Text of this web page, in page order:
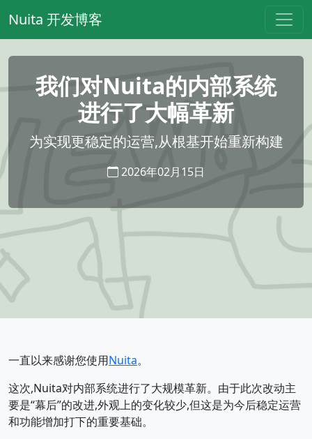
Nuita 开发博客
我们对Nuita的内部系统
进行了大幅革新
为实现更稳定的运营,从根基开始重新构建
2026年02月15日
一直以来感谢您使用Nuita。
这次,Nuita对内部系统进行了大规模革新。由于此次改动主
要是“幕后”的改进,外观上的变化较少,但这是为今后稳定运营
和功能增加打下的重要基础。